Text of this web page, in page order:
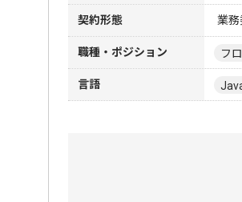
契約形態 業務
職種・ポジション フ
言語